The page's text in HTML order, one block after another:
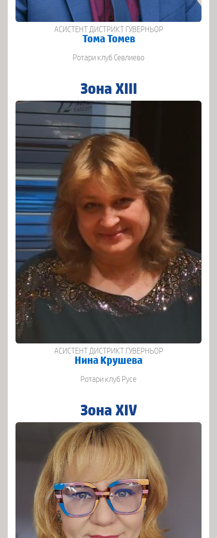
АСИСТЕНТ ДИСТРИКТ ГУВЕРНЬОР
Тома Томев
Ротари клуб Севлиево
Зона XIII
АСИСТЕНТ ДИСТРИКТ ГУВЕРНЬОР
Нина Крушева
Ротари клуб Русе
Зона XIV